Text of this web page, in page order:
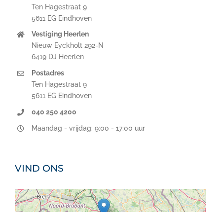
Ten Hagestraat 9
5611 EG Eindhoven
Vestiging Heerlen
Nieuw Eyckholt 292-N
6419 DJ Heerlen
Postadres
Ten Hagestraat 9
5611 EG Eindhoven
040 250 4200
Maandag - vrijdag: 9:00 - 17:00 uur
VIND ONS